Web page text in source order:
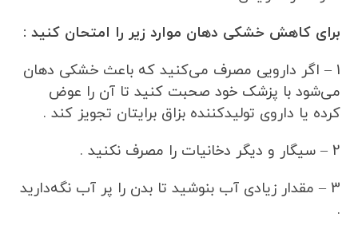
برای کاهش خشکی دهان موارد زیر را امتحان کنید :
1 – اگر دارویی مصرف می‌کنید که باعث خشکی دهان
می‌شود با پزشک خود صحبت کنید تا آن را عوض
کرده یا داروی تولیدکننده بزاق برایتان تجویز کند .
2 – سیگار و دیگر دخانیات را مصرف نکنید .
3 – مقدار زیادی آب بنوشید تا بدن را پر آب نگه‌دارید
.